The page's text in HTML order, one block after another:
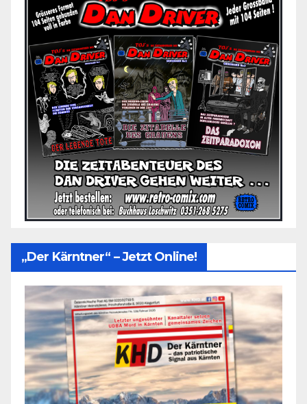
„Der Kärntner“ – Jetzt Online!